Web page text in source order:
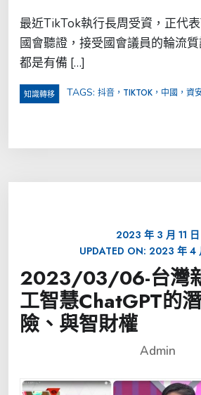
最近TikTok執行長周受資，正代
國會聽證，接受國會議員的輪流
都是有備 […]
知識轉移 TAGS: 抖音，TIKTOK，中國，資
2023 年 3 月 11 日
UPDATED ON: 2023 年 4
2023/03/06-台灣
工智慧ChatGPT的
險、與智財權
Admin